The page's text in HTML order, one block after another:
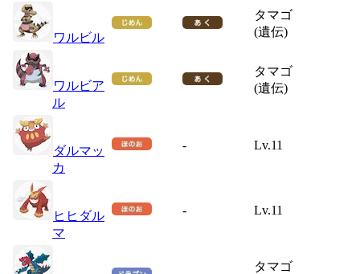
ワルビル
タマゴ
(遺伝)
ワルビア
ル
タマゴ
(遺伝)
ダルマッ
カ
- Lv.11
ヒヒダル
マ
- Lv.11
タマゴ